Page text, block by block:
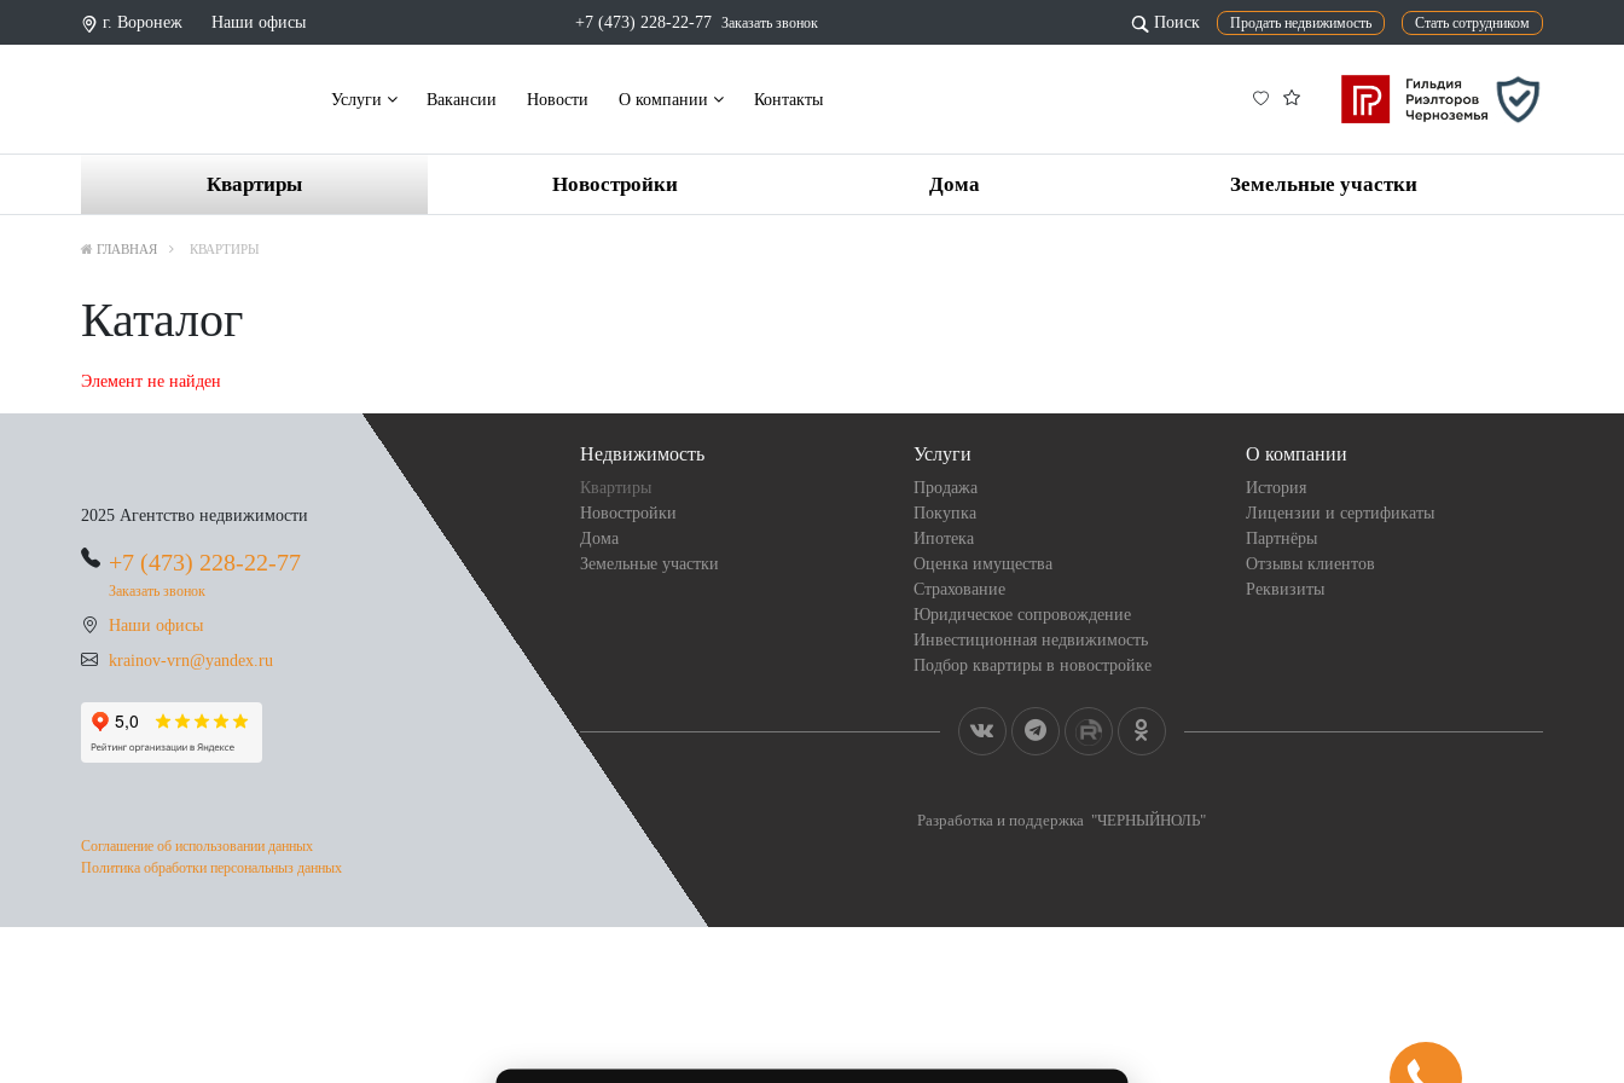
г. Воронеж Наши офисы +7 (473) 228-22-77 Заказать звонок Поиск Продать недвижимость Стать сотрудником
Услуги Вакансии Новости О компании Контакты
Квартиры Новостройки Дома Земельные участки
ГЛАВНАЯ КВАРТИРЫ
Каталог
Элемент не найден
2025 Агентство недвижимости
+7 (473) 228-22-77
Заказать звонок
Наши офисы
krainov-vrn@yandex.ru
Соглашение об использовании данных
Политика обработки персональныз данных
Недвижимость
Квартиры
Новостройки
Дома
Земельные участки
Услуги
Продажа
Покупка
Ипотека
Оценка имущества
Страхование
Юридическое сопровождение
Инвестиционная недвижимость
Подбор квартиры в новостройке
О компании
История
Лицензии и сертификаты
Партнёры
Отзывы клиентов
Реквизиты
Разработка и поддержка "ЧЕРНЫЙНОЛЬ"